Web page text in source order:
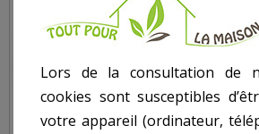
Lors de la consultation de
cookies sont susceptibles
votre appareil (ordinateur,